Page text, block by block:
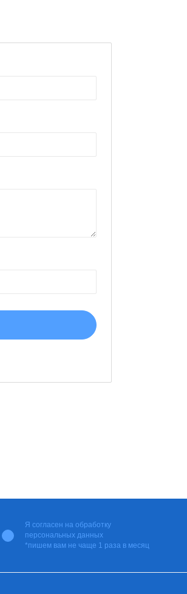
Я согласен наобработку
персональных данных
*пишем вам не чаще 1 раза в месяц